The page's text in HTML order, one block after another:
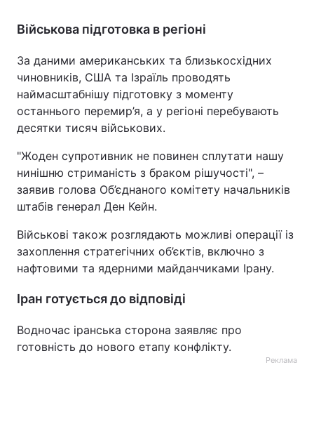
Військова підготовка в регіоні
За даними американських та близькосхідних
чиновників, США та Ізраїль проводять
наймасштабнішу підготовку з моменту
останнього перемир’я, а у регіоні перебувають
десятки тисяч військових.
"Жоден супротивник не повинен сплутати нашу
нинішню стриманість з браком рішучості", –
заявив голова Об’єднаного комітету начальників
штабів генерал Ден Кейн.
Військові також розглядають можливі операції із
захоплення стратегічних об’єктів, включно з
нафтовими та ядерними майданчиками Ірану.
Іран готується до відповіді
Водночас іранська сторона заявляє про
готовність до нового етапу конфлікту.
Реклама